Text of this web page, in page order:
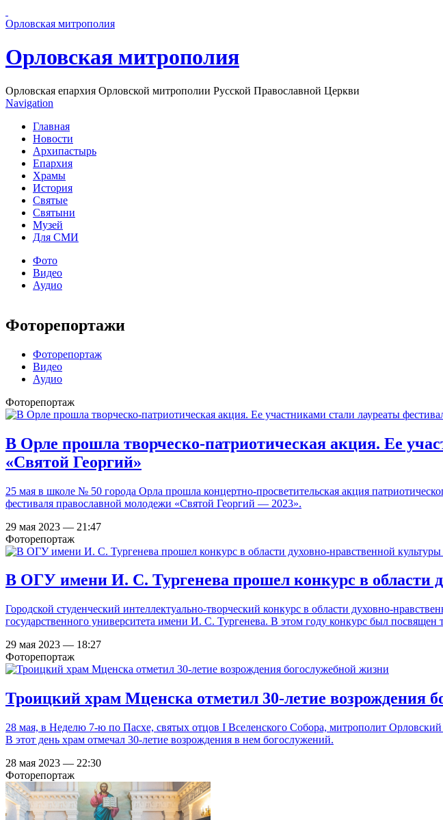
Орловская митрополия
Орловская митрополия
Орловская епархия Орловской митрополии Русской Православной Церкви
Navigation
Главная
Новости
Архипастырь
Епархия
Храмы
История
Святые
Святыни
Музей
Для СМИ
Фото
Видео
Аудио
Фоторепортажи
Фоторепортаж
Видео
Аудио
Фоторепортаж
В Орле прошла творческо-патриотическая акция. Ее
«Святой Георгий»
25 мая в школе № 50 города Орла прошла концертно-просветительская акция
фестиваля православной молодежи «Святой Георгий — 2023».
29 мая 2023 — 21:47
Фоторепортаж
В ОГУ имени И. С. Тургенева прошел конкурс в области
Городской студенческий интеллектуально-творческий конкурс в области духовно-
государственного университета имени И. С. Тургенева. В этом году конкурс был
29 мая 2023 — 18:27
Фоторепортаж
Троицкий храм Мценска отметил 30-летие возрождения
28 мая, в Неделю 7-ю по Пасхе, святых отцов I Вселенского Собора, митрополит
В этот день храм отмечал 30-летие возрождения в нем богослужений.
28 мая 2023 — 22:30
Фоторепортаж